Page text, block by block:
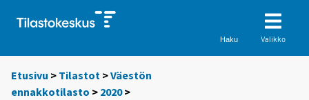
Haku Valikko
Etusivu > Tilastot >Väestön
ennakkotilasto > 2020>